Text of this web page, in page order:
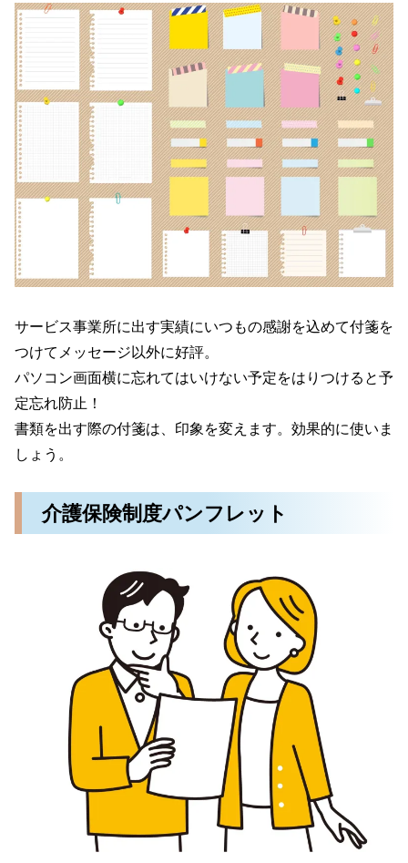
サービス事業所に出す実績にいつもの感謝を込めて付箋を
つけてメッセージ以外に好評。
パソコン画面横に忘れてはいけない予定をはりつけると予
定忘れ防止！
書類を出す際の付箋は、印象を変えます。効果的に使いま
しょう。
介護保険制度パンフレット